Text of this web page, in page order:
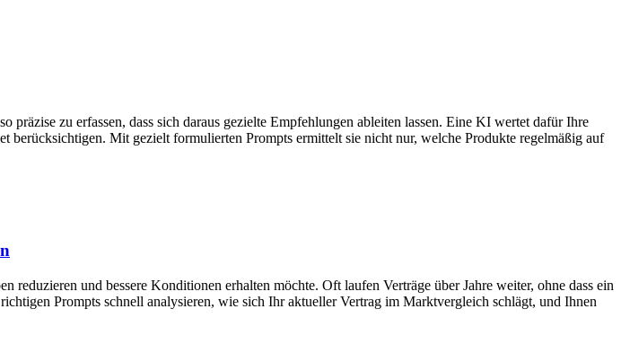
zu erfassen, dass sich daraus gezielte Empfehlungen ableiten lassen. Eine KI wertet dafür Ihre
Mit gezielt formulierten Prompts ermittelt sie nicht nur, welche Produkte regelmäßig auf
und bessere Konditionen erhalten möchte. Oft laufen Verträge über Jahre weiter, ohne dass ein
Prompts schnell analysieren, wie sich Ihr aktueller Vertrag im Marktvergleich schlägt, und Ihnen